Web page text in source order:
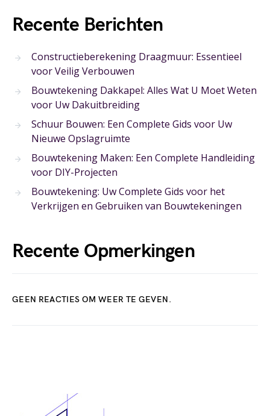
Recente Berichten
Constructieberekening Draagmuur: Essentieel
voor Veilig Verbouwen
Bouwtekening Dakkapel: Alles Wat U Moet Weten
voor Uw Dakuitbreiding
Schuur Bouwen: Een Complete Gids voor Uw
Nieuwe Opslagruimte
Bouwtekening Maken: Een Complete Handleiding
voor DIY-Projecten
Bouwtekening: Uw Complete Gids voor het
Verkrijgen en Gebruiken van Bouwtekeningen
Recente Opmerkingen
GEEN REACTIES OM WEER TE GEVEN.